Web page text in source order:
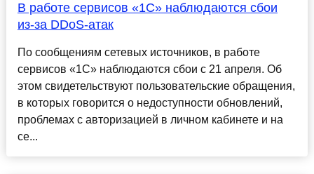
В работе сервисов «1С» наблюдаются сбои
из-за DDoS-атак
По сообщениям сетевых источников, в работе
сервисов «1С» наблюдаются сбои с 21 апреля. Об
этом свидетельствуют пользовательские обращения,
в которых говорится о недоступности обновлений,
проблемах с авторизацией в личном кабинете и на
се...